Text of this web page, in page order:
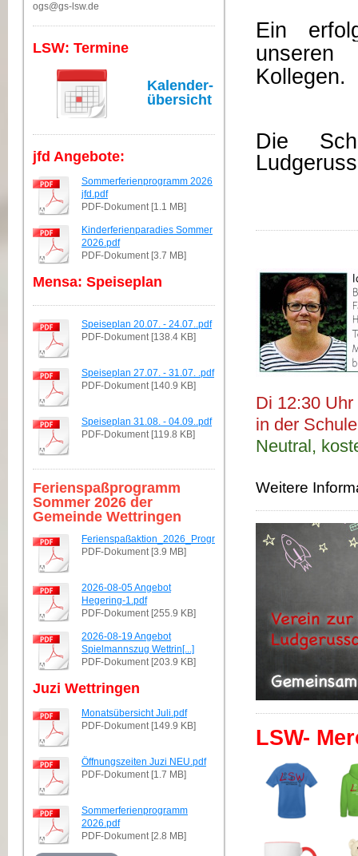
ogs@gs-lsw.de
LSW: Termine
Kalender-
übersicht
jfd Angebote:
Sommerferienprogramm 2026
jfd.pdf
PDF-Dokument [1.1 MB]
Kinderferienparadies Sommer
2026.pdf
PDF-Dokument [3.7 MB]
Mensa: Speiseplan
Speiseplan 20.07. - 24.07..pdf
PDF-Dokument [138.4 KB]
Speiseplan 27.07. - 31.07. .pdf
PDF-Dokument [140.9 KB]
Speiseplan 31.08. - 04.09..pdf
PDF-Dokument [119.8 KB]
Ferienspaßprogramm
Sommer 2026 der
Gemeinde Wettringen
Ferienspaßaktion_2026_Programmheft.pdf
PDF-Dokument [3.9 MB]
2026-08-05 Angebot
Hegering-1.pdf
PDF-Dokument [255.9 KB]
2026-08-19 Angebot
Spielmannszug Wettrin[...]
PDF-Dokument [203.9 KB]
Juzi Wettringen
Monatsübersicht Juli.pdf
PDF-Dokument [149.9 KB]
Öffnungszeiten Juzi NEU.pdf
PDF-Dokument [1.7 MB]
Sommerferienprogramm
2026.pdf
PDF-Dokument [2.8 MB]
Ein
Kollegen.
Die
Di 12:30
in der Schule
Neutral,
Weitere
LSW-